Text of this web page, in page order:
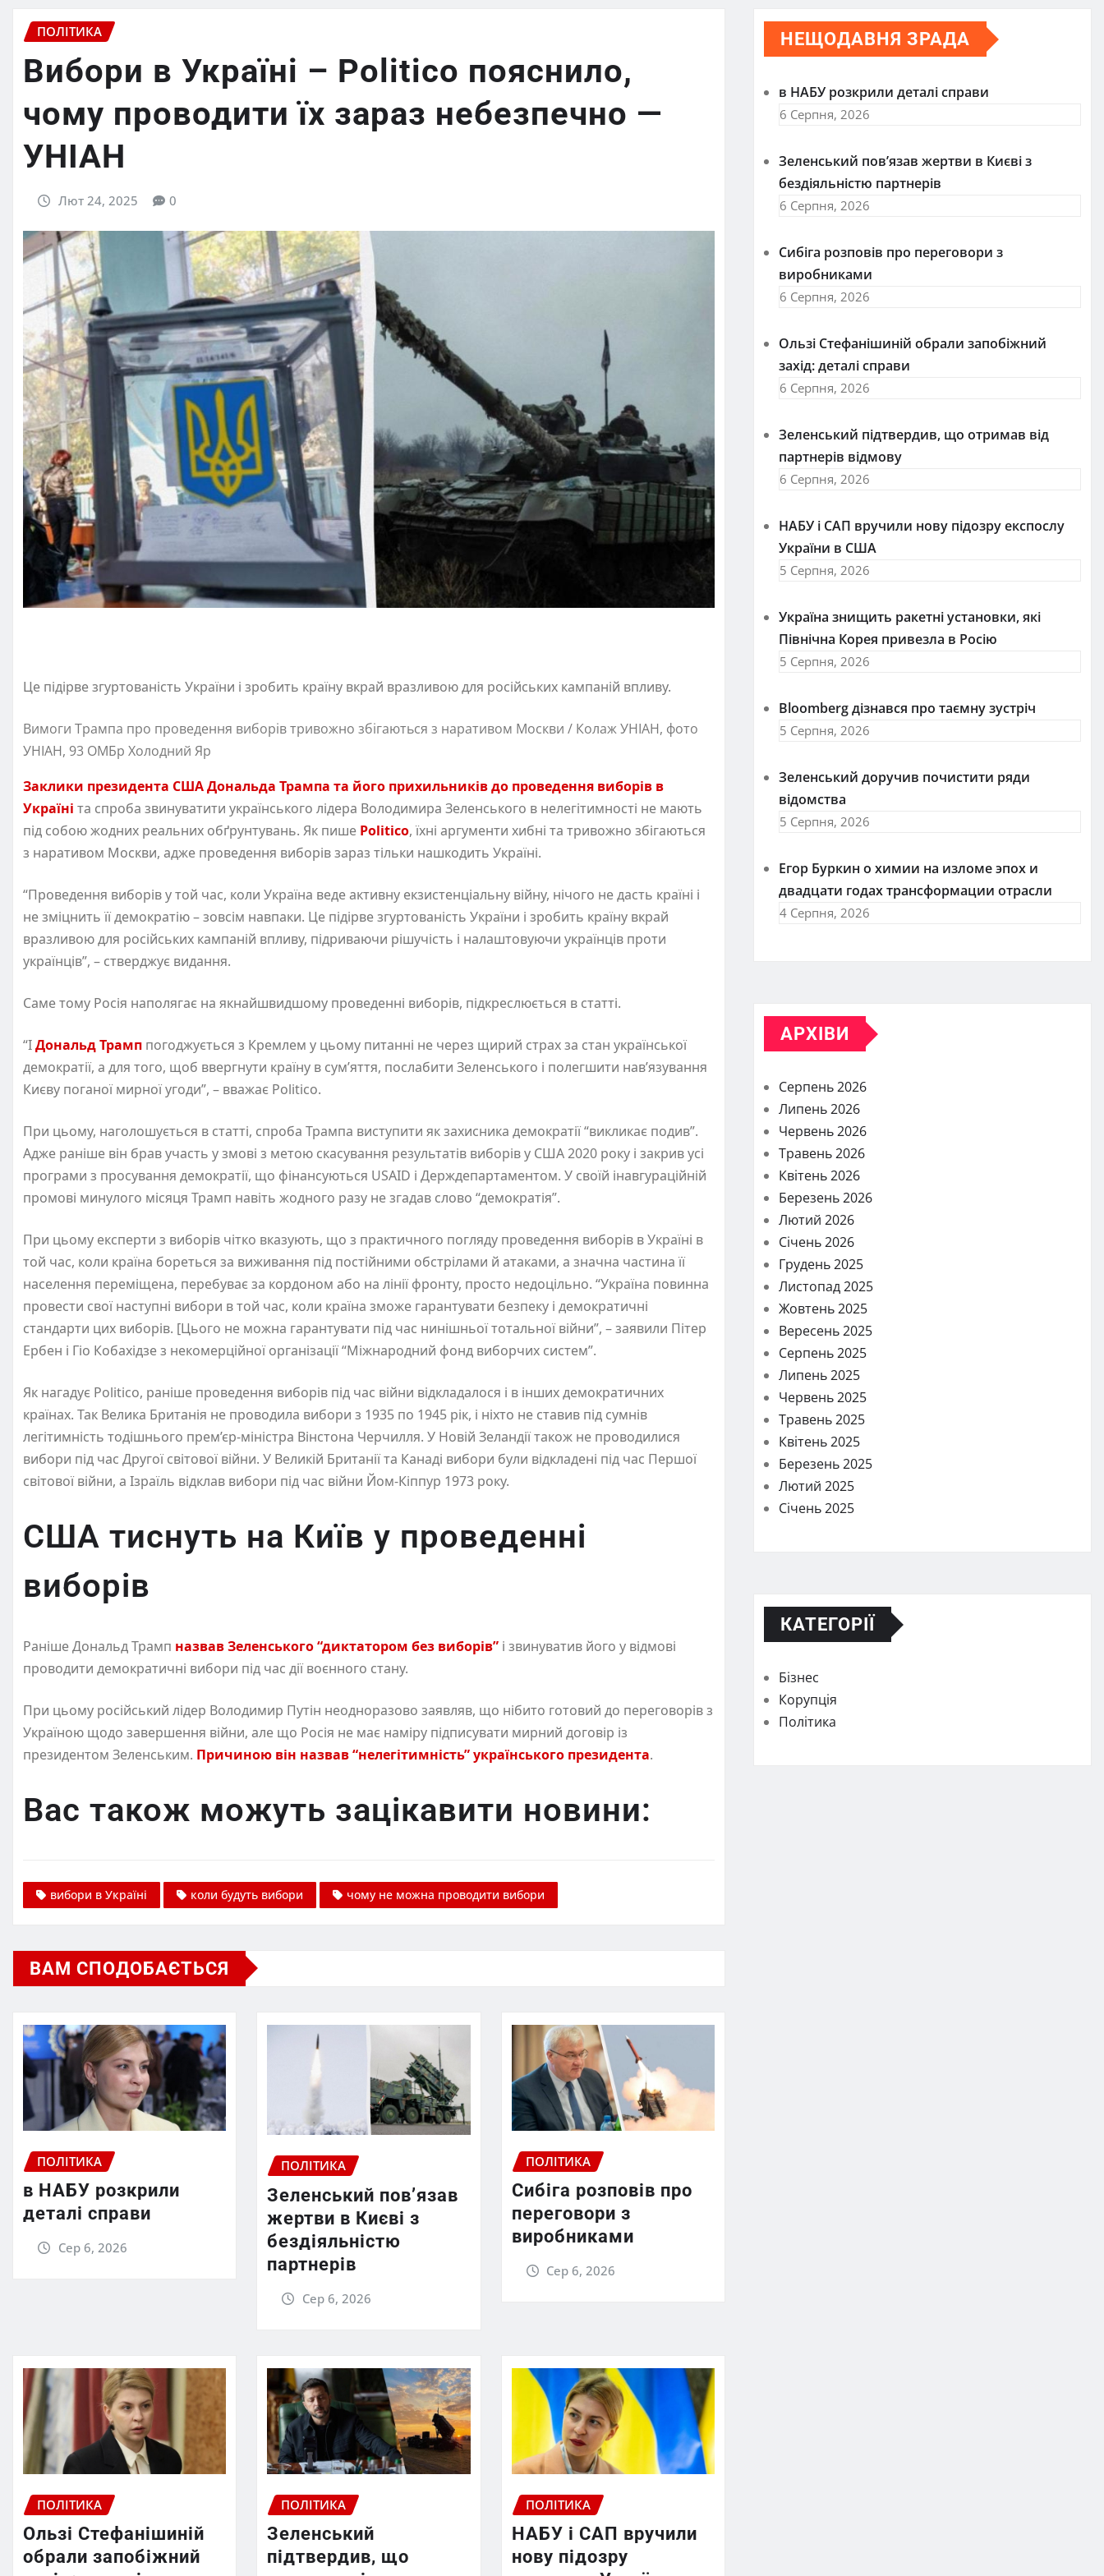
ПОЛІТИКА
Вибори в Україні – Politico пояснило,
чому проводити їх зараз небезпечно —
УНІАН
Лют 24, 2025 0
Це підірве згуртованість України і зробить країну вкрай вразливою для російських кампаній впливу.
Вимоги Трампа про проведення виборів тривожно збігаються з наративом Москви / Колаж УНІАН, фото
УНІАН, 93 ОМБр Холодний Яр
Заклики президента США Дональда Трампа та його прихильників до проведення виборів в
Україні та спроба звинуватити українського лідера Володимира Зеленського в нелегітимності не мають
під собою жодних реальних обґрунтувань. Як пише Politico, їхні аргументи хибні та тривожно збігаються
з наративом Москви, адже проведення виборів зараз тільки нашкодить Україні.
“Проведення виборів у той час, коли Україна веде активну екзистенціальну війну, нічого не дасть країні і
не зміцнить її демократію – зовсім навпаки. Це підірве згуртованість України і зробить країну вкрай
вразливою для російських кампаній впливу, підриваючи рішучість і налаштовуючи українців проти
українців”, – стверджує видання.
Саме тому Росія наполягає на якнайшвидшому проведенні виборів, підкреслюється в статті.
“ІДональд Трамп погоджується з Кремлем у цьому питанні не через щирий страх за стан української
демократії, а для того, щоб ввергнути країну в сум’яття, послабити Зеленського і полегшити нав’язування
Києву поганої мирної угоди”, – вважає Politico.
При цьому, наголошується в статті, спроба Трампа виступити як захисника демократії “викликає подив”.
Адже раніше він брав участь у змові з метою скасування результатів виборів у США 2020 року і закрив усі
програми з просування демократії, що фінансуються USAID і Держдепартаментом. У своїй інавгураційній
промові минулого місяця Трамп навіть жодного разу не згадав слово “демократія”.
При цьому експерти з виборів чітко вказують, що з практичного погляду проведення виборів в Україні в
той час, коли країна бореться за виживання під постійними обстрілами й атаками, а значна частина її
населення переміщена, перебуває за кордоном або на лінії фронту, просто недоцільно. “Україна повинна
провести свої наступні вибори в той час, коли країна зможе гарантувати безпеку і демократичні
стандарти цих виборів. [Цього не можна гарантувати під час нинішньої тотальної війни”, – заявили Пітер
Ербен і Гіо Кобахідзе з некомерційної організації “Міжнародний фонд виборчих систем”.
Як нагадує Politico, раніше проведення виборів під час війни відкладалося і в інших демократичних
країнах. Так Велика Британія не проводила вибори з 1935 по 1945 рік, і ніхто не ставив під сумнів
легітимність тодішнього прем’єр-міністра Вінстона Черчилля. У Новій Зеландії також не проводилися
вибори під час Другої світової війни. У Великій Британії та Канаді вибори були відкладені під час Першої
світової війни, а Ізраїль відклав вибори під час війни Йом-Кіппур 1973 року.
США тиснуть на Київ у проведенні
виборів
Раніше Дональд Трамп назвав Зеленського “диктатором без виборів” і звинуватив його у відмові
проводити демократичні вибори під час дії воєнного стану.
При цьому російський лідер Володимир Путін неодноразово заявляв, що нібито готовий до переговорів з
Україною щодо завершення війни, але що Росія не має наміру підписувати мирний договір із
президентом Зеленським. Причиною він назвав “нелегітимність” українського президента.
Вас також можуть зацікавити новини:
вибори в Україні коли будуть вибори чому не можна проводити вибори
ВАМ СПОДОБАЄТЬСЯ
ПОЛІТИКА
в НАБУ розкрили
деталі справи
Сер 6, 2026
ПОЛІТИКА
Зеленський пов’язав
жертви в Києві з
бездіяльністю
партнерів
Сер 6, 2026
ПОЛІТИКА
Сибіга розповів про
переговори з
виробниками
Сер 6, 2026
ПОЛІТИКА
Ользі Стефанішиній
обрали запобіжний
ПОЛІТИКА
Зеленський
підтвердив, що
ПОЛІТИКА
НАБУ і САП вручили
нову підозру
НЕЩОДАВНЯ ЗРАДА
в НАБУ розкрили деталі справи
6 Серпня, 2026
Зеленський пов’язав жертви в Києві з
бездіяльністю партнерів
6 Серпня, 2026
Сибіга розповів про переговори з
виробниками
6 Серпня, 2026
Ользі Стефанішиній обрали запобіжний
захід: деталі справи
6 Серпня, 2026
Зеленський підтвердив, що отримав від
партнерів відмову
6 Серпня, 2026
НАБУ і САП вручили нову підозру експослу
України в США
5 Серпня, 2026
Україна знищить ракетні установки, які
Північна Корея привезла в Росію
5 Серпня, 2026
Bloomberg дізнався про таємну зустріч
5 Серпня, 2026
Зеленський доручив почистити ряди
відомства
5 Серпня, 2026
Егор Буркин о химии на изломе эпох и
двадцати годах трансформации отрасли
4 Серпня, 2026
АРХІВИ
Серпень 2026
Липень 2026
Червень 2026
Травень 2026
Квітень 2026
Березень 2026
Лютий 2026
Січень 2026
Грудень 2025
Листопад 2025
Жовтень 2025
Вересень 2025
Серпень 2025
Липень 2025
Червень 2025
Травень 2025
Квітень 2025
Березень 2025
Лютий 2025
Січень 2025
КАТЕГОРІЇ
Бізнес
Корупція
Політика